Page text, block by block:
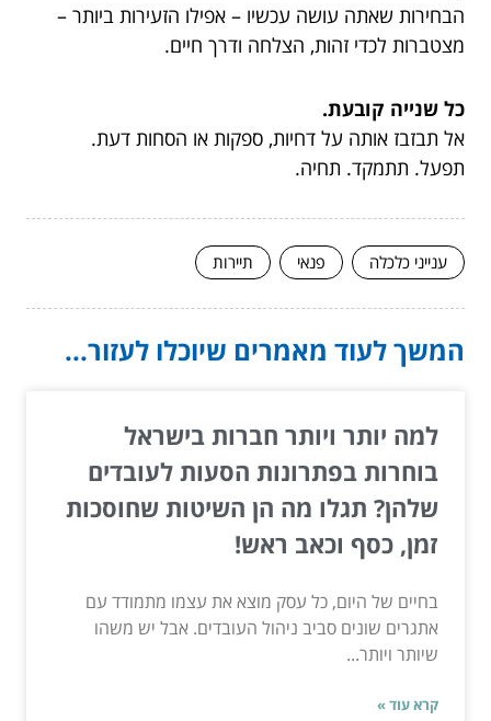
הבחירות שאתה עושה עכשיו – אפילו הזעירות ביותר –
מצטברות לכדי זהות, הצלחה ודרך חיים.
כל שנייה קובעת.
אל תבזבז אותה על דחיות, ספקות או הסחות דעת.
תפעל. תתמקד. תחיה.
ענייני כלכלה פנאי תיירות
המשך לעוד מאמרים שיוכלו לעזור...
למה יותר ויותר חברות בישראל
בוחרות בפתרונות הסעות לעובדים
שלהן? תגלו מה הן השיטות שחוסכות
זמן, כסף וכאב ראש!
בחיים של היום, כל עסק מוצא את עצמו מתמודד עם
אתגרים שונים סביב ניהול העובדים. אבל יש משהו
שיותר ויותר...
קרא עוד »